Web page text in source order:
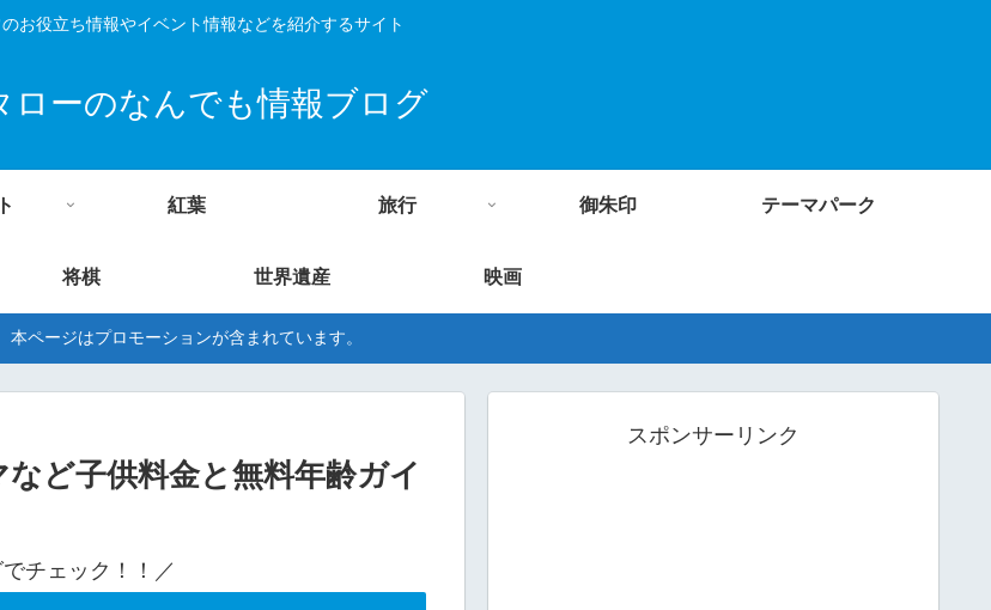
のお役立ち情報やイベント情報などを紹介するサイト
ローのなんでも情報ブログ
紅葉 旅行 御朱印 テーマパーク
将棋 世界遺産 映画
本ページはプロモーションが含まれています。
ど子供料金と無料年齢ガイ
チェック！！／
スポンサーリンク